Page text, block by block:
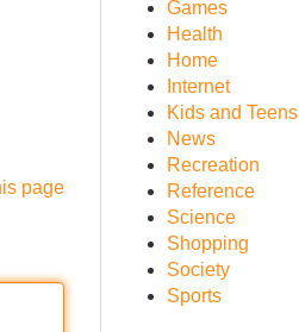
page
Games
Health
Home
Internet
Kids and Teens
News
Recreation
Reference
Science
Shopping
Society
Sports